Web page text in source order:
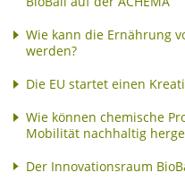
Wie kann die Ernährung
werden?
Die EU startet einen
Wie können chemische
Mobilität nachhaltig
Der Innovationsraum